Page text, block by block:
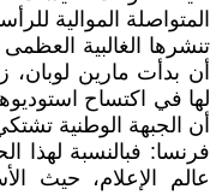
المتواصلة الموالية
تنشرها الغالبية
أن بدأت مارين لوبان،
لها في اكتساح
أن الجبهة الوطنية
فرنسا: فبالنسبة
عالم الإعلام، حيث